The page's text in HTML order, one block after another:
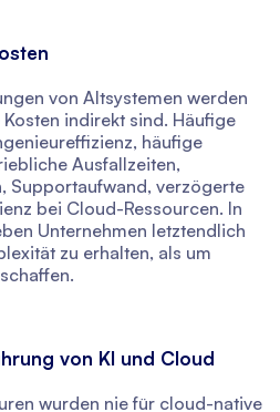
von Altsystemen werden
indirekt sind. Häufige
häufige
Ausfallzeiten,
Supportaufwand, verzögerte
bei Cloud-Ressourcen. In
Unternehmen letztendlich
zu erhalten, als um
von KI und Cloud
wurden nie für cloud-native